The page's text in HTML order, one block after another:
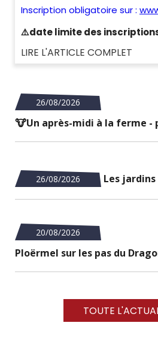
Inscription obligatoire sur :
⚠️ date limite des
LIRE L'ARTICLE COMPLET
26/08/2026
🐮 Un après-midi à la ferme -
26/08/2026 Les
20/08/2026
Ploërmel sur les pas du
TOUTE